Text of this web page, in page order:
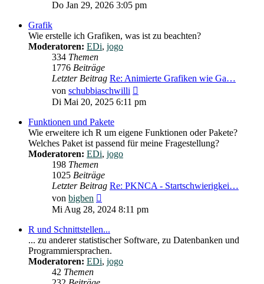
Beitrag
Do Jan 29, 2026 3:05 pm
Grafik
Wie erstelle ich Grafiken, was ist zu beachten?
Moderatoren: EDi, jogo
334 Themen
1776 Beiträge
Letzter Beitrag Re: Animierte Grafiken wie Ga…
von schubbiaschwilli
Beitrag
Di Mai 20, 2025 6:11 pm
Funktionen und Pakete
Wie erweitere ich R um eigene Funktionen oder Pakete?
Welches Paket ist passend für meine Fragestellung?
Moderatoren: EDi, jogo
198 Themen
1025 Beiträge
Letzter Beitrag Re: PKNCA - Startschwierigkei…
von bigben
Beitrag
Mi Aug 28, 2024 8:11 pm
R und Schnittstellen...
... zu anderer statistischer Software, zu Datenbanken und
Programmiersprachen.
Moderatoren: EDi, jogo
42 Themen